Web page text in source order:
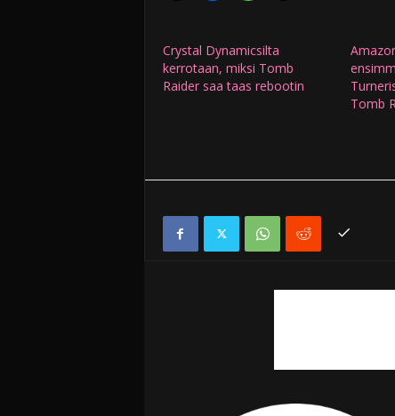
Crystal Dynamicsilta
kerrotaan, miksi Tomb
Raider saa taas rebootin
Tomb